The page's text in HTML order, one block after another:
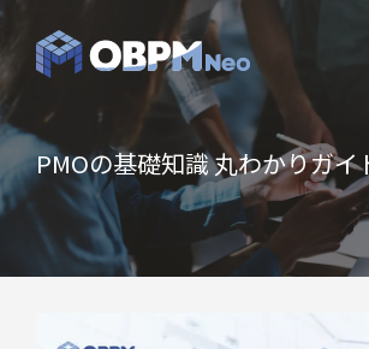
PMOの基礎知識 丸わかりガイ